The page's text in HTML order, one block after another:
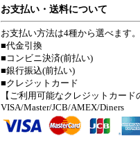
お支払い・送料について
お支払い方法は4種から選べます。
■代金引換
■コンビニ決済(前払い)
■銀行振込(前払い)
■クレジットカード
【ご利用可能なクレジットカード
VISA/Master/JCB/AMEX/Diners